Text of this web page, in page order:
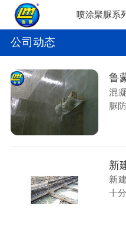
喷涂聚脲系
公司动态
混
脲
新
十